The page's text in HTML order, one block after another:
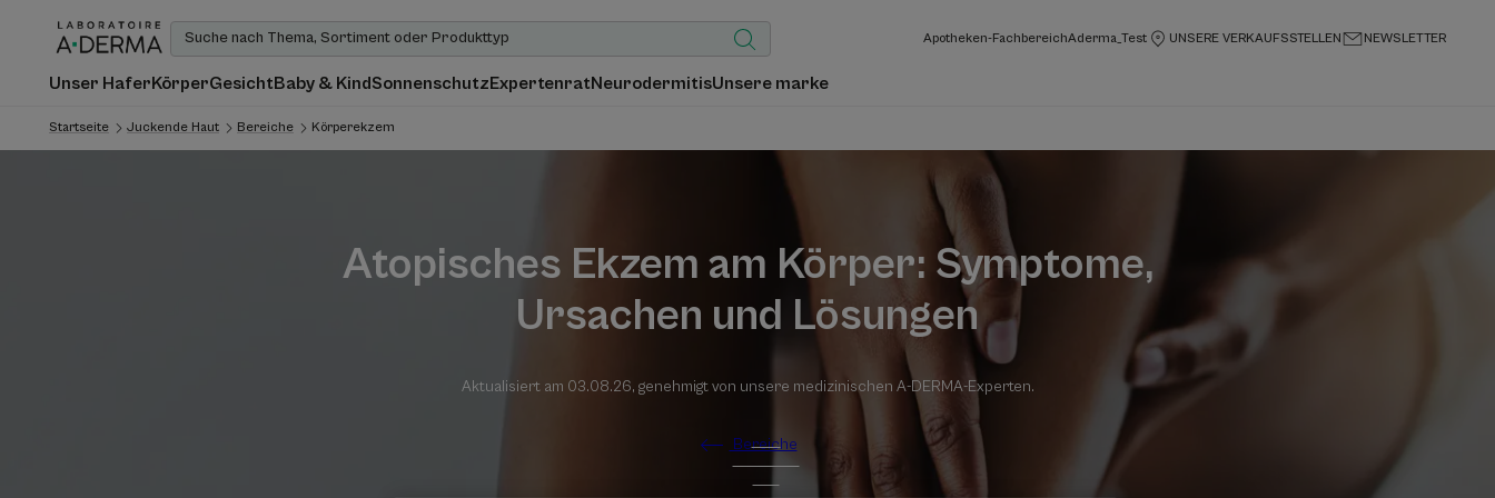
Apotheken-FachbereichAderma_Test UNSERE VERKAUFSSTELLEN NEWSLETTER
Unser HaferKörperGesichtBaby & KindSonnenschutzExpertenratNeurodermitisUnsere marke
Startseite Juckende Haut Bereiche Körperekzem
Atopisches Ekzem am Körper: Symptome,
Ursachen und Lösungen
Aktualisiert am 03.08.26, genehmigt von unsere medizinischen A-DERMA-Experten.
Bereiche